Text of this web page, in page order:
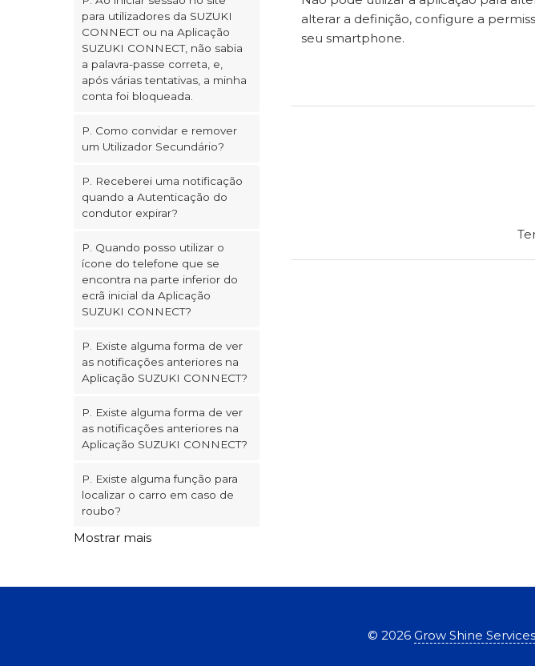
para utilizadores da SUZUKI
CONNECT ou na Aplicação
SUZUKI CONNECT, não sabia
a palavra-passe correta, e,
após várias tentativas, a minha
conta foi bloqueada.
P. Como convidar e remover
um Utilizador Secundário?
P. Receberei uma notificação
quando a Autenticação do
condutor expirar?
P. Quando posso utilizar o
ícone do telefone que se
encontra na parte inferior do
ecrã inicial da Aplicação
SUZUKI CONNECT?
P. Existe alguma forma de ver
as notificações anteriores na
Aplicação SUZUKI CONNECT?
P. Existe alguma forma de ver
as notificações anteriores na
Aplicação SUZUKI CONNECT?
P. Existe alguma função para
localizar o carro em caso de
roubo?
Mostrar mais
alterar a definição, configure a
seu smartphone.
© 2026 Grow Shine